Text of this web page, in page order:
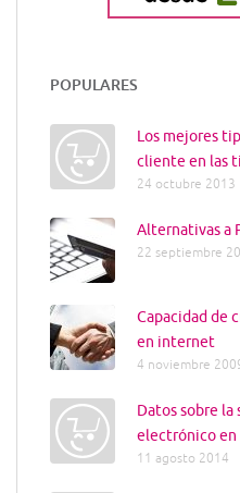
POPULARES
Los mejores
cliente en las
24 octubre 2013
Alternativas a
22 septiembre
Capacidad de
en internet
4 noviembre
Datos sobre
electrónico en
11 agosto 2014